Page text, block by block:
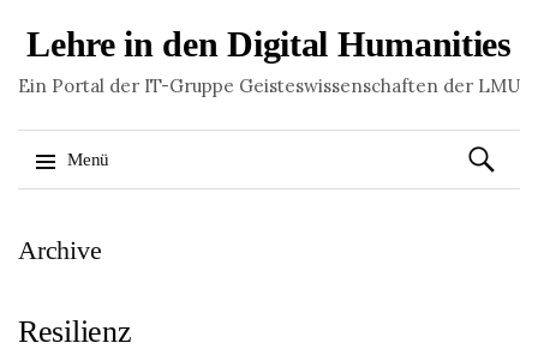
Lehre in den Digital Humanities
Ein Portal der IT-Gruppe Geisteswissenschaften der LMU
Menü
zum
Suchen
nach:
Archive
Resilienz